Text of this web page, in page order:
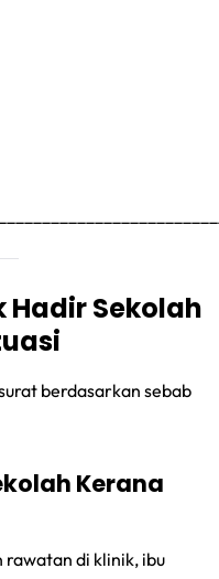
Hadir Sekolah
berdasarkan sebab
Kerana
rawatan di klinik, ibu